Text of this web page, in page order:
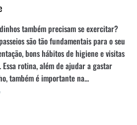
também precisam se exercitar?
são tão fundamentais para o seu
bons hábitos de higiene e visitas
rotina, além de ajudar a gastar
também é importante na...